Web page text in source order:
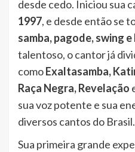
desde cedo. Iniciou sua
1997, e desde então se
samba, pagode, swing e
talentoso, o cantor já
comoExaltasamba,
Raça Negra, Revelação
sua voz potente e sua
diversos cantos do Brasil.
Sua primeira grande